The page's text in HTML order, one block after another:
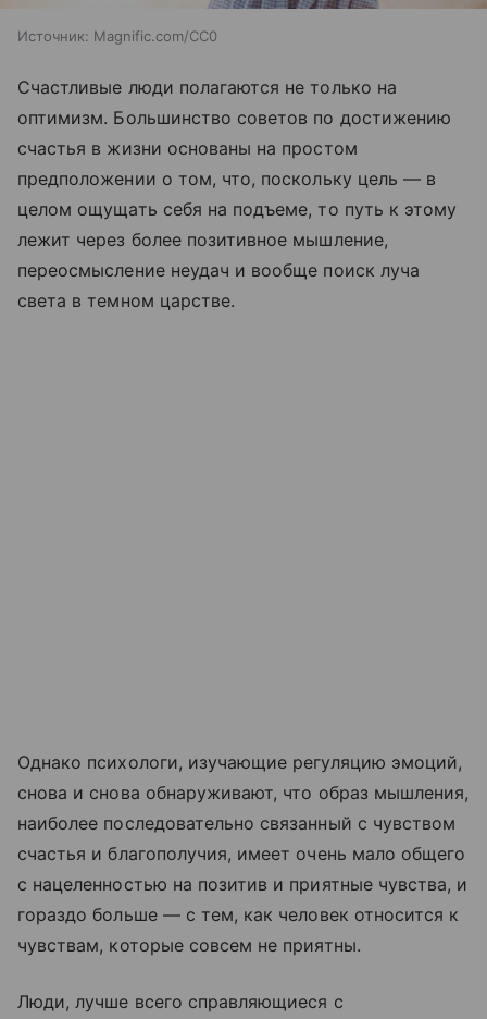
Источник: Magnific.com/CC0
Счастливые люди полагаются не только на
оптимизм. Большинство советов по достижению
счастья в жизни основаны на простом
предположении о том, что, поскольку цель — в
целом ощущать себя на подъеме, то путь к этому
лежит через более позитивное мышление,
переосмысление неудач и вообще поиск луча
света в темном царстве.
Однако психологи, изучающие регуляцию эмоций,
снова и снова обнаруживают, что образ мышления,
наиболее последовательно связанный с чувством
счастья и благополучия, имеет очень мало общего
с нацеленностью на позитив и приятные чувства, и
гораздо больше — с тем, как человек относится к
чувствам, которые совсем не приятны.
Люди, лучше всего справляющиеся с